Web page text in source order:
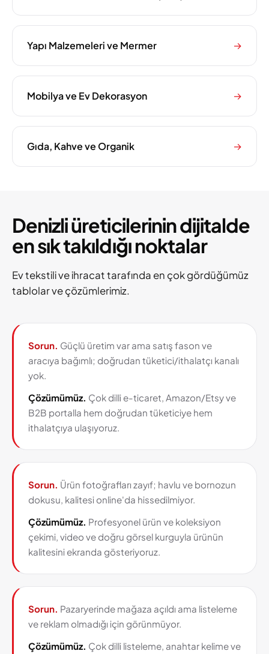
Yapı Malzemeleri ve Mermer →
Mobilya ve Ev Dekorasyon →
Gıda, Kahve ve Organik →
Denizli üreticilerinin dijitalde
en sık takıldığı noktalar
Ev tekstili ve ihracat tarafında en çok gördüğümüz
tablolar ve çözümlerimiz.
Sorun. Güçlü üretim var ama satış fason ve
aracıya bağımlı; doğrudan tüketici/ithalatçı kanalı
yok.
Çözümümüz. Çok dilli e-ticaret, Amazon/Etsy ve
B2B portalla hem doğrudan tüketiciye hem
ithalatçıya ulaşıyoruz.
Sorun. Ürün fotoğrafları zayıf; havlu ve bornozun
dokusu, kalitesi online'da hissedilmiyor.
Çözümümüz. Profesyonel ürün ve koleksiyon
çekimi, video ve doğru görsel kurguyla ürünün
kalitesini ekranda gösteriyoruz.
Sorun. Pazaryerinde mağaza açıldı ama listeleme
ve reklam olmadığı için görünmüyor.
Çözümümüz. Çok dilli listeleme, anahtar kelime ve